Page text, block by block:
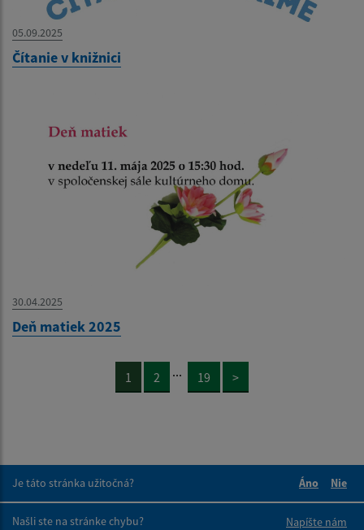
05.09.2025
Čítanie v knižnici
30.04.2025
Deň matiek 2025
1 2 ... 19 >
Je táto stránka užitočná?
Áno
Nie
Našli ste na stránke chybu?
Napíšte nám